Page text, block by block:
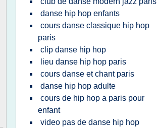
danse hip hop enfants
cours danse classique hip hop
paris
clip danse hip hop
lieu danse hip hop paris
cours danse et chant paris
danse hip hop adulte
cours de hip hop a paris pour
enfant
video pas de danse hip hop